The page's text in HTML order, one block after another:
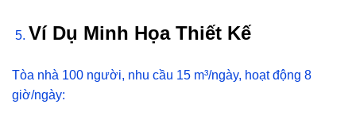
Ví Dụ Minh Họa Thiết Kế
Tòa nhà 100 người, nhu cầu 15 m³/ngày, hoạt động 8
giờ/ngày: